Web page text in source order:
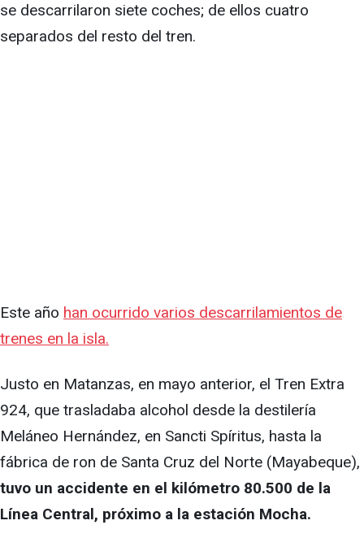
se descarrilaron siete coches; de ellos cuatro
separados del resto del tren.
Este año han ocurrido varios descarrilamientos de
trenes en la isla.
Justo en Matanzas, en mayo anterior, el Tren Extra
924, que trasladaba alcohol desde la destilería
Meláneo Hernández, en Sancti Spíritus, hasta la
fábrica de ron de Santa Cruz del Norte (Mayabeque),
tuvo un accidente en el kilómetro 80.500 de la
Línea Central, próximo a la estación Mocha.